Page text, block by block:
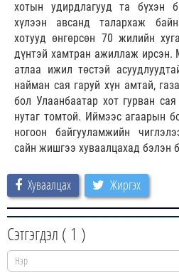
хотын удирдлагууд та бүхэн
хүлээн авсанд талархаж
хотууд өнгөрсөн 70 жилийн
дүнтэй хамтран ажиллаж ирсэн.
атлаа ижил төстэй
найман сая гаруй хүн амтай,
бол Улаанбаатар хот гурван
нутаг томтой. Иймээс агаарын
ногоон байгууламжийн
сайн жишгээ хуваалцахад бэлэн
Хуваалцах Жиргэх
Сэтгэгдэл ( 1 )